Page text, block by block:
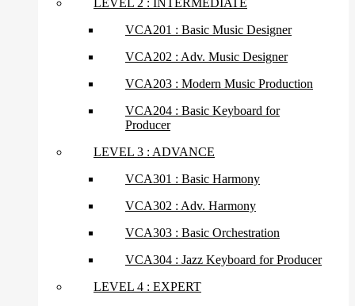
LEVEL 2 : INTERMEDIATE
VCA201 : Basic Music Designer
VCA202 : Adv. Music Designer
VCA203 : Modern Music Production
VCA204 : Basic Keyboard for
Producer
LEVEL 3 : ADVANCE
VCA301 : Basic Harmony
VCA302 : Adv. Harmony
VCA303 : Basic Orchestration
VCA304 : Jazz Keyboard for Producer
LEVEL 4 : EXPERT